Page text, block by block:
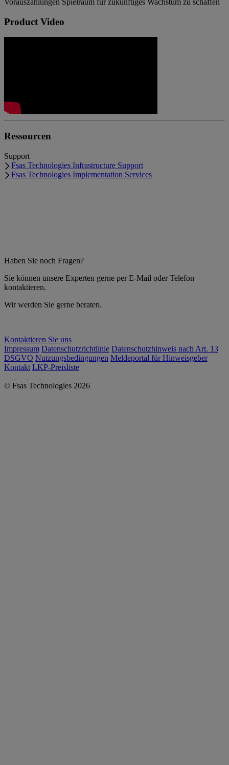
Product Video
Ressourcen
Support
Fsas Technologies Infrastructure Support
Fsas Technologies Implementation Services
Haben Sie noch Fragen?
Sie können unsere Experten gerne per E-Mail oder Telefon
kontaktieren.
Wir werden Sie gerne beraten.
Kontaktieren Sie uns
Impressum Datenschutzrichtlinie Datenschutzhinweis nach Art. 13
DSGVO Nutzungsbedingungen Meldeportal für Hinweisgeber
Kontakt LKP-Preisliste
© Fsas Technologies 2026